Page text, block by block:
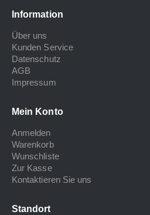
Information
Über uns
Kunden Service
Datenschutz
AGB
Impressum
Mein Konto
Anmelden
Warenkorb
Wunschliste
Zur Kasse
Kontaktieren Sie uns
Standort